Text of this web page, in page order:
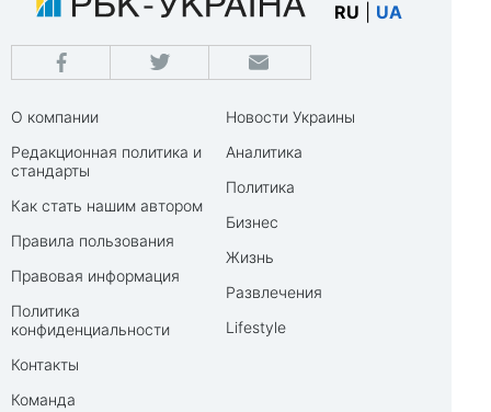
RU UA
О компании
Редакционная политика и
стандарты
Как стать нашим автором
Правила пользования
Правовая информация
Политика
конфиденциальности
Контакты
Команда
Новости Украины
Аналитика
Политика
Бизнес
Жизнь
Развлечения
Lifestyle